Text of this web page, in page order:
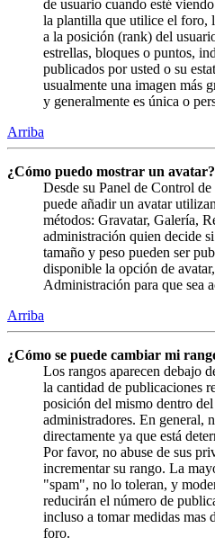
de usuario cuando esté
la plantilla que utilice el foro,
a la posición (rank) del
estrellas, bloques o puntos,
publicados por usted o su
usualmente una imagen más
y generalmente es única o
Arriba
¿Cómo puedo mostrar un avatar?
Desde su Panel de Control
puede añadir un avatar
métodos: Gravatar, Galería,
administración quien decide
tamaño y peso pueden ser
disponible la opción de
Administración para que sea
Arriba
¿Cómo se puede cambiar mi
Los rangos aparecen debajo
la cantidad de publicaciones
posición del mismo dentro
administradores. En general,
directamente ya que está
Por favor, no abuse de sus
incrementar su rango. La
"spam", no lo toleran, y
reducirán el número de
incluso a tomar medidas mas
foro.